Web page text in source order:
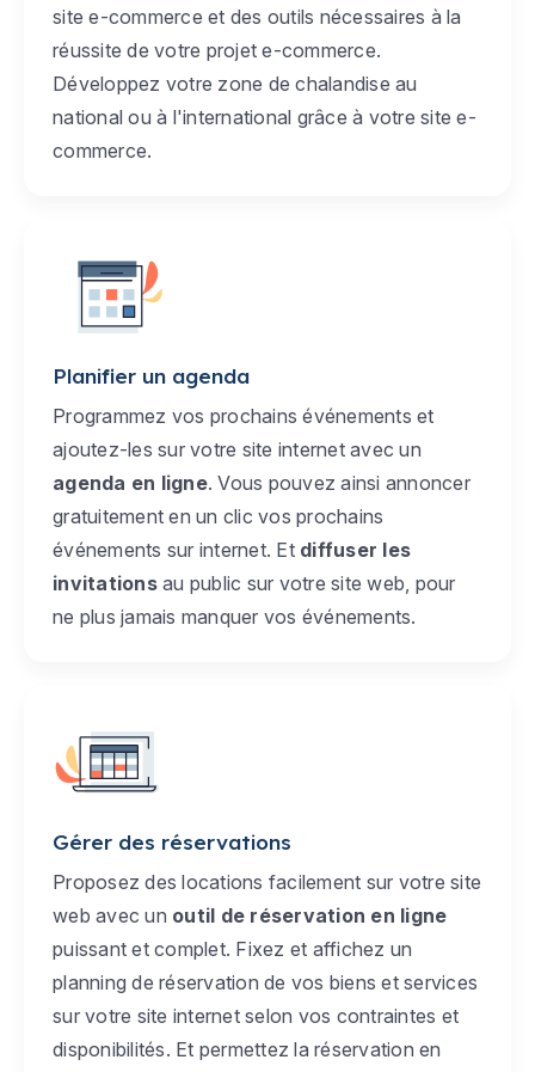
site e-commerce et des outils nécessaires à la
réussite de votre projet e-commerce.
Développez votre zone de chalandise au
national ou à l'international grâce à votre site e-
commerce.
Planifier un agenda
Programmez vos prochains événements et
ajoutez-les sur votre site internet avec un
agenda en ligne. Vous pouvez ainsi annoncer
gratuitement en un clic vos prochains
événements sur internet. Et diffuser les
invitationsau public sur votre site web, pour
ne plus jamais manquer vos événements.
Gérer des réservations
Proposez des locations facilement sur votre site
web avec un outil de réservation en ligne
puissant et complet. Fixez et affichez un
planning de réservation de vos biens et services
sur votre site internet selon vos contraintes et
disponibilités. Et permettez la réservation en